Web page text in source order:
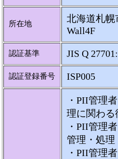
所在地
北海道札幌
Wall4F
認証基準 JIS Q
認証登録番号 ISP005
・PII管理
理に関わる
・PII管理
管理・処理
・PII管理